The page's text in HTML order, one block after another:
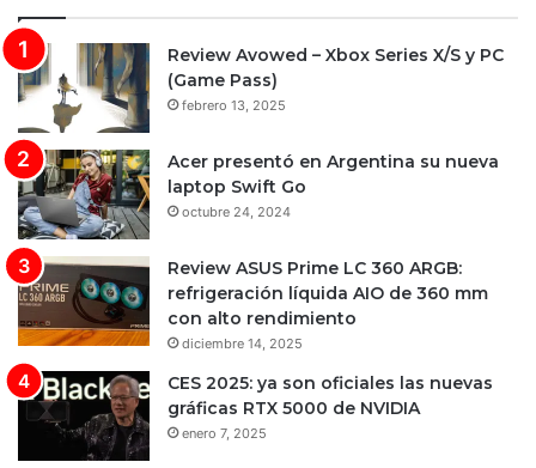
Review Avowed – Xbox Series X/S y PC
(Game Pass)
febrero 13, 2025
Acer presentó en Argentina su nueva
laptop Swift Go
octubre 24, 2024
Review ASUS Prime LC 360 ARGB:
refrigeración líquida AIO de 360 mm
con alto rendimiento
diciembre 14, 2025
CES 2025: ya son oficiales las nuevas
gráficas RTX 5000 de NVIDIA
enero 7, 2025